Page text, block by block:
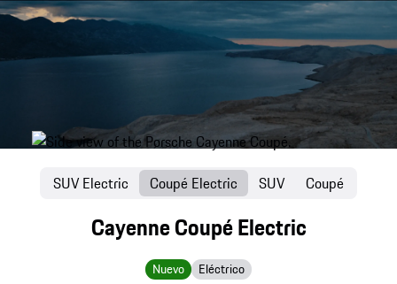
Cayenne Coupé Electric
Nuevo Eléctrico
SUV Electric Coupé Electric SUV Coupé